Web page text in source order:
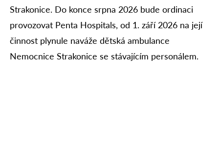
Strakonice. Do konce srpna 2026 bude ordinaci
provozovat Penta Hospitals, od 1. září 2026 na její
činnost plynule naváže dětská ambulance
Nemocnice Strakonice se stávajícím personálem.